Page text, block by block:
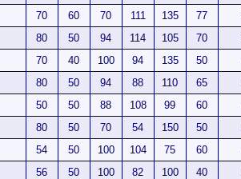
70 60 70 111 135 77
80 50 94 114 105 70
70 40 100 94 135 50
80 50 94 88 110 65
50 50 88 108 99 60
80 50 70 54 150 50
54 50 100 104 75 60
56 50 100 82 100 40